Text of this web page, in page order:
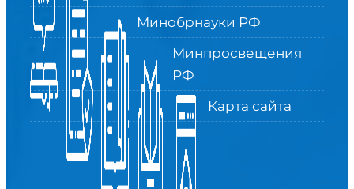
Минобрнауки РФ
Минпросвещения
РФ
Карта сайта